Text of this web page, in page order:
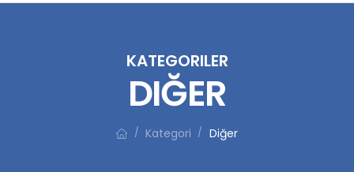
KATEGORILER
DIĞER
/ Kategori / Diğer